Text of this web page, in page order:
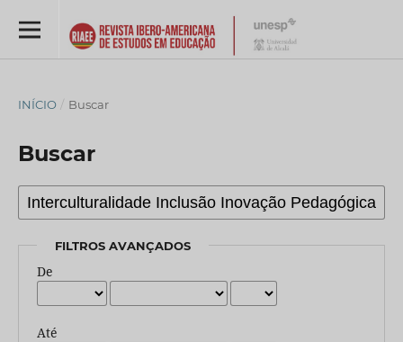
INÍCIO / Buscar
Buscar
FILTROS AVANÇADOS
De
Até